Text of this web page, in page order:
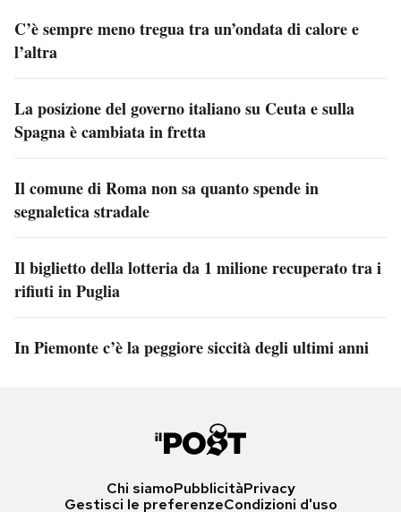
C’è sempre meno tregua tra un’ondata di calore e
l’altra
La posizione del governo italiano su Ceuta e sulla
Spagna è cambiata in fretta
Il comune di Roma non sa quanto spende in
segnaletica stradale
Il biglietto della lotteria da 1 milione recuperato tra i
rifiuti in Puglia
In Piemonte c’è la peggiore siccità degli ultimi anni
Chi siamoPubblicitàPrivacy
Gestisci le preferenzeCondizioni d'uso